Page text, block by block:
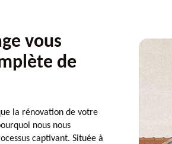
vous
de
la rénovation de votre
nous nous
captivant. Située à